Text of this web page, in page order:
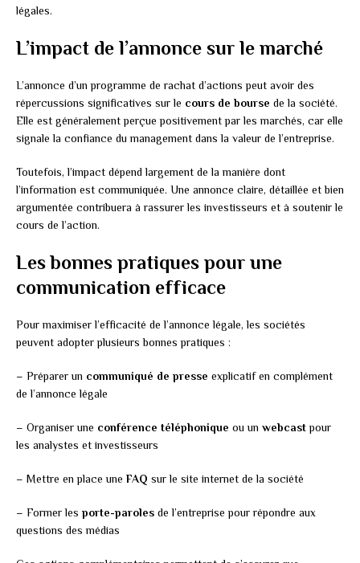
légales.
L’impact de l’annonce sur le marché
L’annonce d’un programme de rachat d’actions peut avoir des
répercussions significatives sur le cours de bourse de la société.
Elle est généralement perçue positivement par les marchés, car elle
signale la confiance du management dans la valeur de l’entreprise.
Toutefois, l’impact dépend largement de la manière dont
l’information est communiquée. Une annonce claire, détaillée et bien
argumentée contribuera à rassurer les investisseurs et à soutenir le
cours de l’action.
Les bonnes pratiques pour une
communication efficace
Pour maximiser l’efficacité de l’annonce légale, les sociétés
peuvent adopter plusieurs bonnes pratiques :
– Préparer un communiqué de presse explicatif en complément
de l’annonce légale
– Organiser une conférence téléphonique ou un webcastpour
les analystes et investisseurs
– Mettre en place une FAQ sur le site internet de la société
– Former les porte-paroles de l’entreprise pour répondre aux
questions des médias